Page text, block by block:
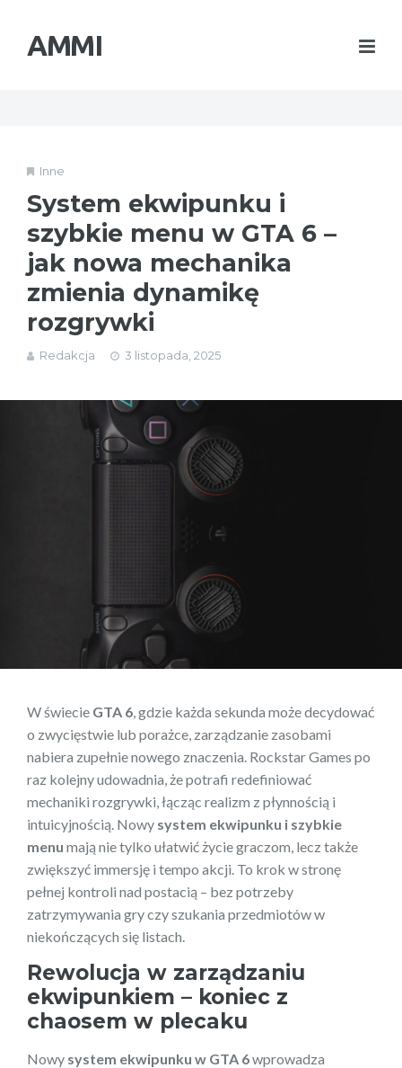
AMMI
Inne
System ekwipunku i
szybkie menu w GTA 6 –
jak nowa mechanika
zmienia dynamikę
rozgrywki
Redakcja 3 listopada, 2025
W świecie GTA 6 , gdzie każda sekunda może decydować
o zwycięstwie lub porażce, zarządzanie zasobami
nabiera zupełnie nowego znaczenia. Rockstar Games po
raz kolejny udowadnia, że potrafi redefiniować
mechaniki rozgrywki, łącząc realizm z płynnością i
intuicyjnością. Nowy system ekwipunku i szybkie
menu mają nie tylko ułatwić życie graczom, lecz także
zwiększyć immersję i tempo akcji. To krok w stronę
pełnej kontroli nad postacią – bez potrzeby
zatrzymywania gry czy szukania przedmiotów w
niekończących się listach.
Rewolucja w zarządzaniu
ekwipunkiem – koniec z
chaosem w plecaku
Nowy system ekwipunku w GTA 6wprowadza